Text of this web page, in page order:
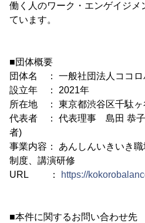
働く人のワーク・エンゲイジメ
ています。
■団体概要
団体名 ： 一般社団法人ココロ
設立年 ： 2021年
所在地 ： 東京都渋谷区千駄ヶ
代表者 ： 代表理事 島田 恭子
者)
事業内容： あんしんいきいき
制度、講演研修
URL ：
https://
■本件に関するお問い合わせ先